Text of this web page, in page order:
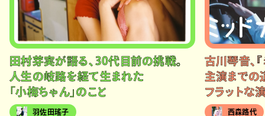
田村芽実が語る、30代目前の挑戦。
人生の岐路を経て生まれた
「小梅ちゃん」のこと
羽佐田瑤子
古川琴音、
主演までの
フラットな
西森路代